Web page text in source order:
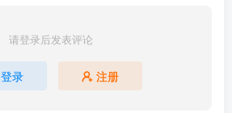
请登录后发表评论
登录 注册